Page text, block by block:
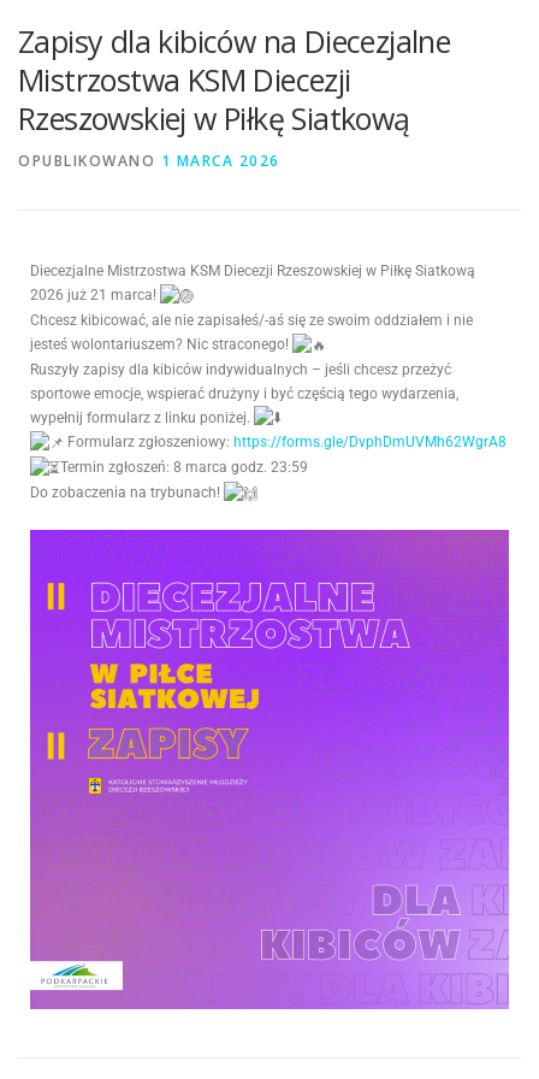
Zapisy dla kibiców na Diecezjalne
Mistrzostwa KSM Diecezji
Rzeszowskiej w Piłkę Siatkową
OPUBLIKOWANO 1 MARCA 2026
Diecezjalne Mistrzostwa KSM Diecezji Rzeszowskiej w Piłkę Siatkową
2026 już 21 marca!
Chcesz kibicować, ale nie zapisałeś/-aś się ze swoim oddziałem i nie
jesteś wolontariuszem? Nic straconego!
Ruszyły zapisy dla kibiców indywidualnych – jeśli chcesz przeżyć
sportowe emocje, wspierać drużyny i być częścią tego wydarzenia,
wypełnij formularz z linku poniżej.
Formularz zgłoszeniowy: https://forms.gle/DvphDmUVMh62WgrA8
Termin zgłoszeń: 8 marca godz. 23:59
Do zobaczenia na trybunach!